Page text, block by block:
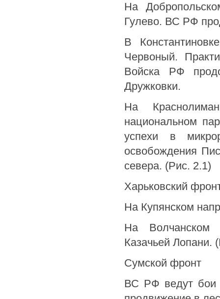
На
Гулево. ВС РФ
В
Червоный.
Войска РФ
Дружковки.
На
национальном
успехи в
освобождения
севера. (Рис. 2.1)
Харьковский
На Купянском
На Волчанском
Казачьей Лопани.
Сумской фронт
ВС РФ ведут бои